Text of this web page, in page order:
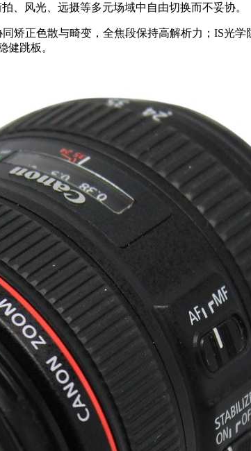
、风光、远摄等多元场域中自由切换而不妥协。
矫正色散与畸变，全焦段保持高解析力；IS光
健跳板。